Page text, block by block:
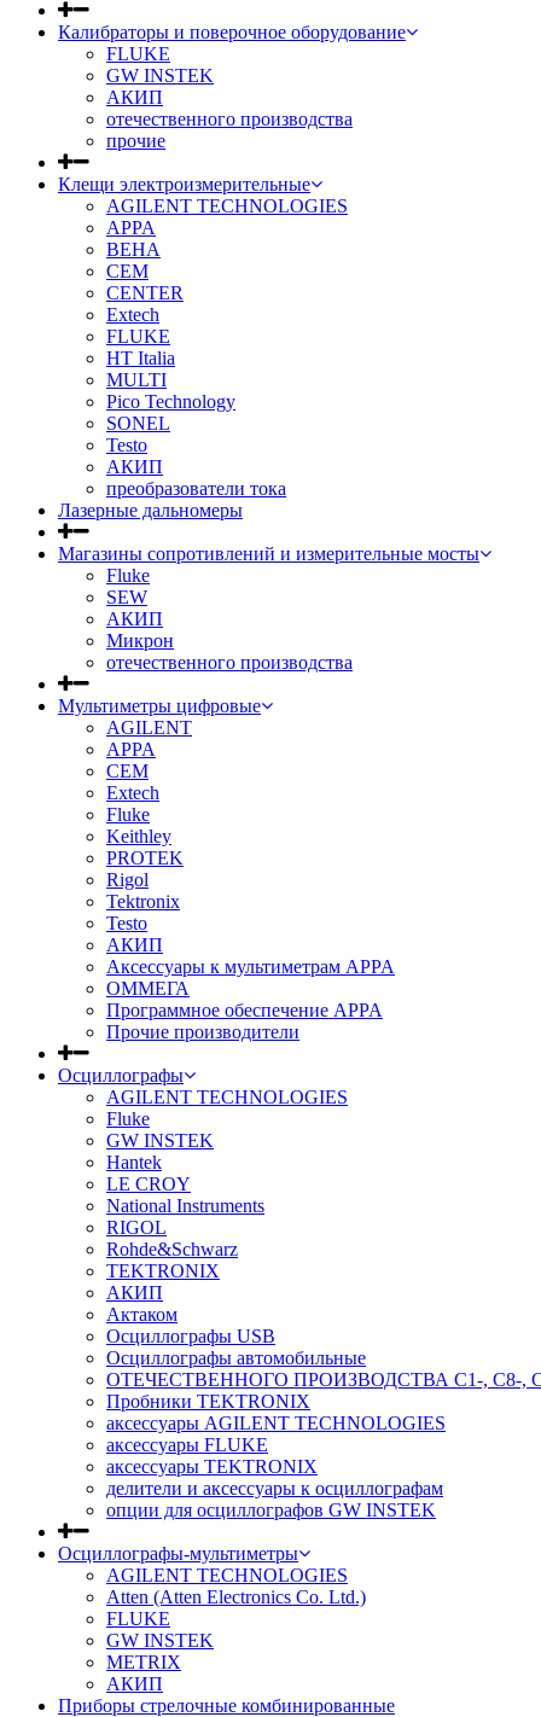
Калибраторы и поверочное оборудование
FLUKE
GW INSTEK
АКИП
отечественного производства
прочие
Клещи электроизмерительные
AGILENT TECHNOLOGIES
APPA
BEHA
CEM
CENTER
Extech
FLUKE
HT Italia
MULTI
Pico Technology
SONEL
Testo
АКИП
преобразователи тока
Лазерные дальномеры
Магазины сопротивлений и измерительные мосты
Fluke
SEW
АКИП
Микрон
отечественного производства
Мультиметры цифровые
AGILENT
APPA
CEM
Extech
Fluke
Keithley
PROTEK
Rigol
Tektronix
Testo
АКИП
Аксессуары к мультиметрам APPA
ОММЕГА
Программное обеспечение APPA
Прочие производители
Осциллографы
AGILENT TECHNOLOGIES
Fluke
GW INSTEK
Hantek
LE CROY
National Instruments
RIGOL
Rohde&Schwarz
TEKTRONIX
АКИП
Актаком
Осциллографы USB
Осциллографы автомобильные
ОТЕЧЕСТВЕННОГО ПРОИЗВОДСТВА С1-, С8-,
Пробники TEKTRONIX
аксессуары AGILENT TECHNOLOGIES
аксессуары FLUKE
аксессуары TEKTRONIX
делители и аксессуары к осциллографам
опции для осциллографов GW INSTEK
Осциллографы-мультиметры
AGILENT TECHNOLOGIES
Atten (Atten Electronics Co. Ltd.)
FLUKE
GW INSTEK
METRIX
АКИП
Приборы стрелочные комбинированные